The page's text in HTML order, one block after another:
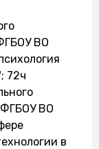
ВО
72ч
ФГБОУ ВО
в